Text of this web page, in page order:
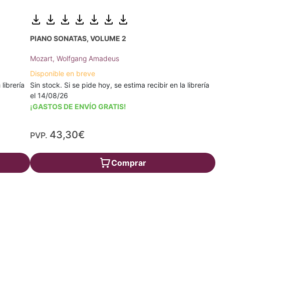
librería
PIANO SONATAS, VOLUME 2
Mozart, Wolfgang Amadeus
Disponible en breve
Sin stock. Si se pide hoy, se estima recibir en la librería
el 14/08/26
¡GASTOS DE ENVÍO GRATIS!
PVP. 43,30€
Comprar